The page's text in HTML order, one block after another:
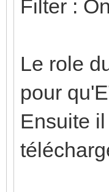
Filter :
Le role
pour
Ensuite